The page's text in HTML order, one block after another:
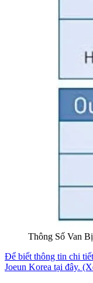
Thông Số Van
Để biết thông tin chi
Joeun Korea tại đây.